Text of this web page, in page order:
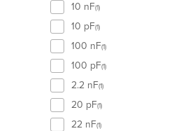
10 nF(1)
10 pF(1)
100 nF(1)
100 pF(1)
2.2 nF(1)
20 pF(1)
22 nF(1)